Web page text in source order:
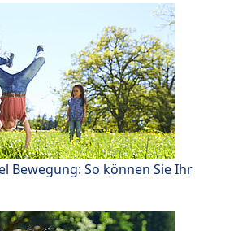
Bewegung: So können Sie Ihr